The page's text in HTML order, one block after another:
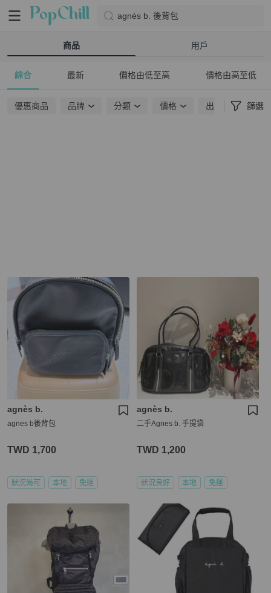
agnès b. 後背包
商品 用戶
綜合 最新 價格由低至高 價格由高至低
優惠商品 品牌 分類 價格 出貨地點 篩選
agnès b.
agnes b後背包
TWD 1,700
狀況尚可 本地 免運
agnès b.
二手Agnes b. 手提袋
TWD 1,200
狀況良好 本地 免運